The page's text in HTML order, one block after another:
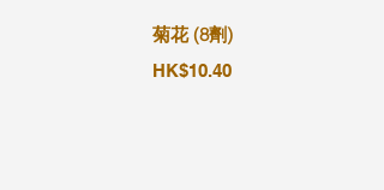
菊花 (8劑)
HK$10.40